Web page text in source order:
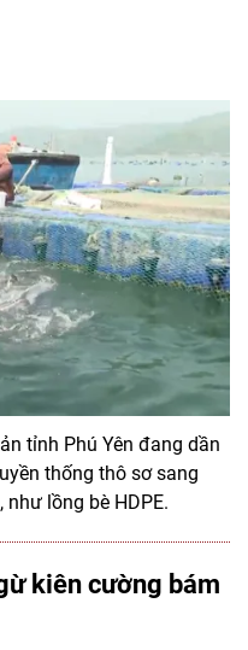
tỉnh Phú Yên đang dần
thống thô sơ sang
lồng bè HDPE.
kiên cường bám